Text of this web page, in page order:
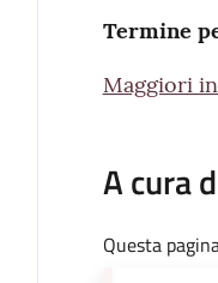
Termine
Maggiori
A cura
Questa